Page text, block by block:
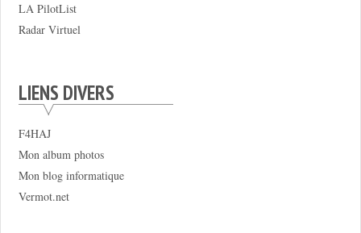
LA PilotList
Radar Virtuel
LIENS DIVERS
F4HAJ
Mon album photos
Mon blog informatique
Vermot.net